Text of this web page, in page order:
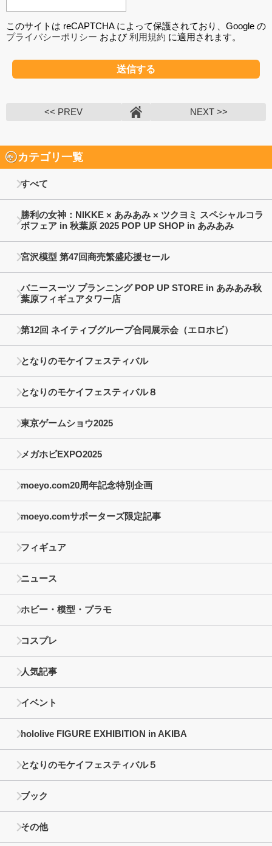
このサイトは reCAPTCHA によって保護されており、Google の
プライバシーポリシー および利用規約 に適用されます。
<< PREV NEXT >>
カテゴリ一覧
すべて
勝利の女神：NIKKE × あみあみ × ツクヨミ スペシャルコラ
ボフェア in 秋葉原 2025 POP UP SHOP in あみあみ
宮沢模型 第47回商売繁盛応援セール
バニースーツ プランニング POP UP STORE in あみあみ秋
葉原フィギュアタワー店
第12回 ネイティブグループ合同展示会（エロホビ）
となりのモケイフェスティバル
となりのモケイフェスティバル８
東京ゲームショウ2025
メガホビEXPO2025
moeyo.com20周年記念特別企画
moeyo.comサポーターズ限定記事
フィギュア
ニュース
ホビー・模型・プラモ
コスプレ
人気記事
イベント
hololive FIGURE EXHIBITION in AKIBA
となりのモケイフェスティバル５
ブック
その他